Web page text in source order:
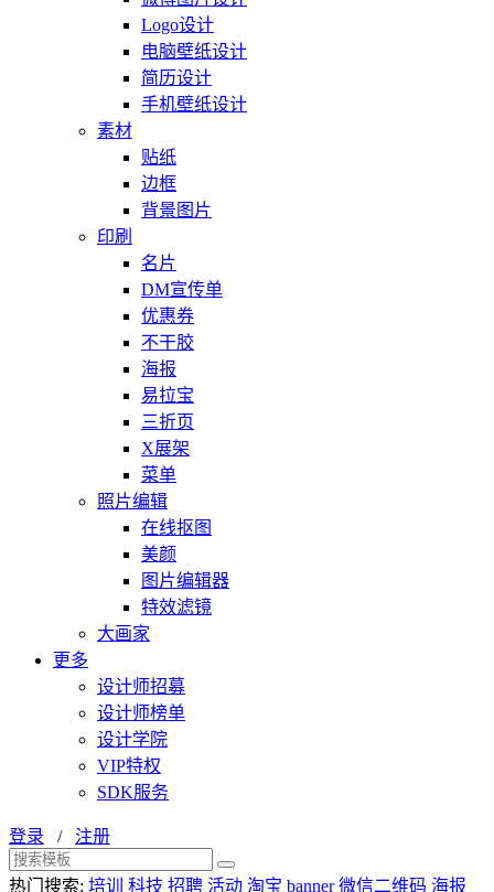
Logo设计
电脑壁纸设计
简历设计
手机壁纸设计
素材
贴纸
边框
背景图片
印刷
名片
DM宣传单
优惠券
不干胶
海报
易拉宝
三折页
X展架
菜单
照片编辑
在线抠图
美颜
图片编辑器
特效滤镜
大画家
更多
设计师招募
设计师榜单
设计学院
VIP特权
SDK服务
登录 / 注册
热门搜索: 培训 科技 招聘 活动 淘宝 banner 微信二维码 海报